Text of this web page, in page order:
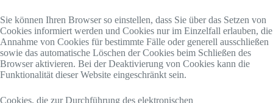
Sie können Ihren Browser so einstellen, dass Sie über das Setzen von
Cookies informiert werden und Cookies nur im Einzelfall erlauben, die
Annahme von Cookies für bestimmte Fälle oder generell ausschließen
sowie das automatische Löschen der Cookies beim Schließen des
Browser aktivieren. Bei der Deaktivierung von Cookies kann die
Funktionalität dieser Website eingeschränkt sein.
Cookies, die zur Durchführung des elektronischen